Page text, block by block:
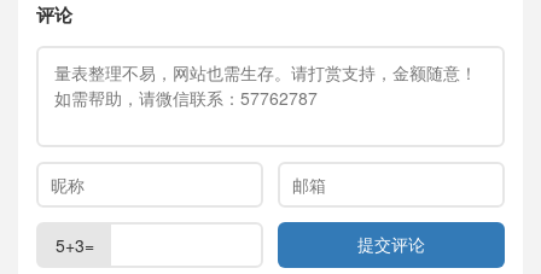
评论
5+3=